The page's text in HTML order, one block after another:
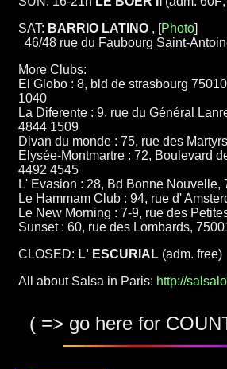
SAT: BARRIO LATINO , [Photo]
46/48 rue du Faubourg Saint-
More Clubs:
El Globo : 8, bld de strasbourg
1040
La Diferente : 9, rue du Général
4844 1509
Divan du monde : 75, rue des
Elysée-Montmartre : 72, Boulevard
4492 4545
L' Evasion : 28, Bd Bonne
Le Hammam Club : 94, rue d'
Le New Morning : 7-9, rue des
Sunset : 60, rue des Lombards,
CLOSED: L' ESCURIAL (adm. free)
All about Salsa in Paris: http://
( => go here for